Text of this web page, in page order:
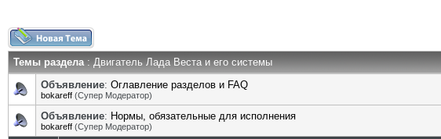
Темы раздела: Двигатель Лада Веста и его системы
Объявление: Оглавление разделов и FAQ
bokareff (Супер Модератор)
Объявление: Нормы, обязательные для исполнения
bokareff (Супер Модератор)